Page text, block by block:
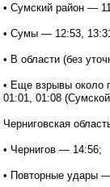
• Сумский район —
• Сумы — 12:53,
• В области (без
• Еще взрывы около
01:01, 01:08 (Сумской
Черниговская
• Чернигов — 14:56;
• Повторные удары